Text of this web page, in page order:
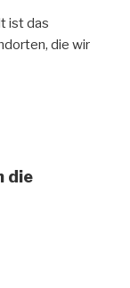
ist das
die wir
die